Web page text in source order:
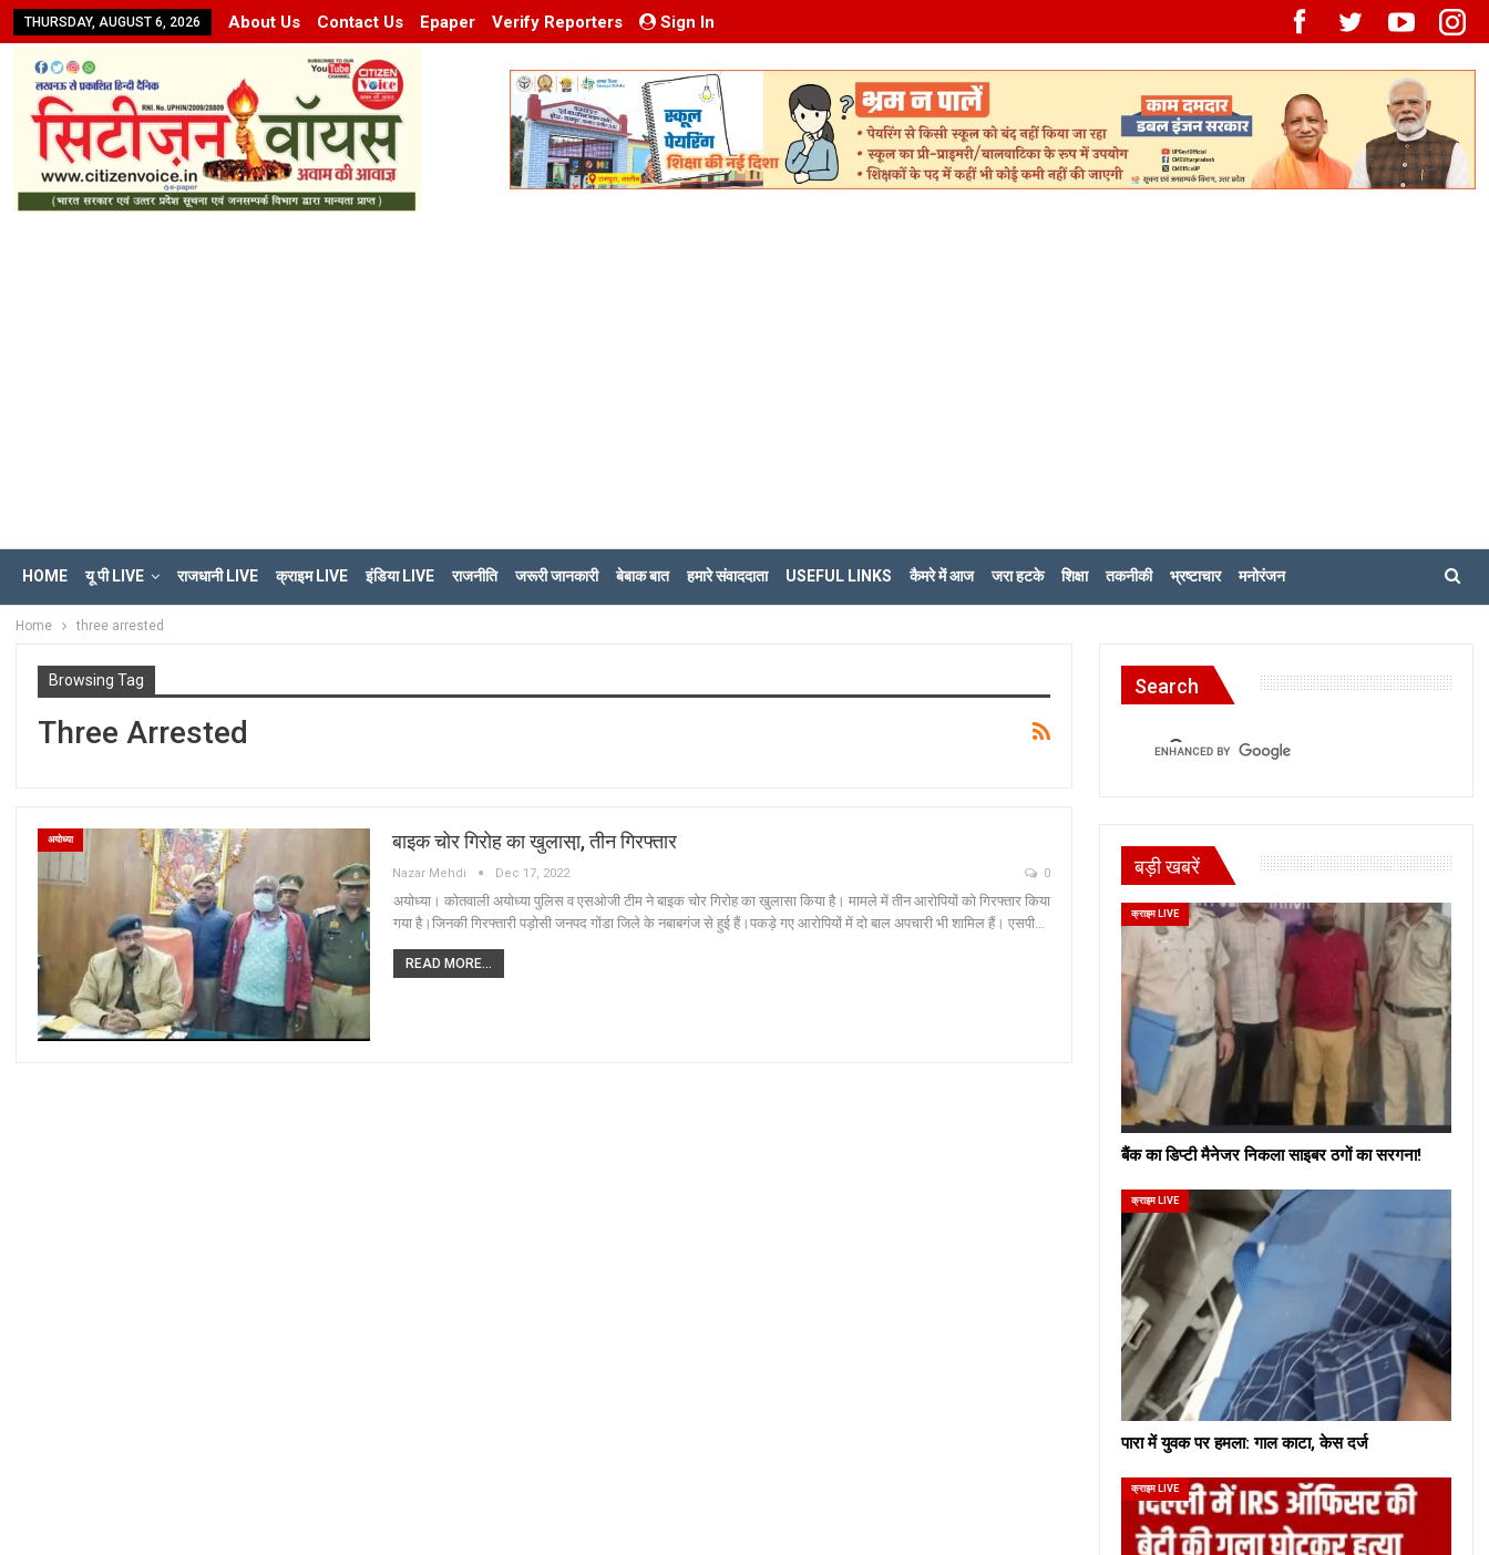
THURSDAY, AUGUST 6, 2026 About Us Contact Us Epaper Verify Reporters Sign In
HOME यू पी LIVE राजधानी LIVE क्राइम LIVE इंडिया LIVE राजनीति जरूरी जानकारी बेबाक बात हमारे संवाददाता USEFUL LINKS कैमरे में आज जरा हटके शिक्षा तकनीकी भ्रष्टाचार मनोरंजन
Home three arrested
Browsing Tag
Three Arrested
अयोध्या बाइक चोर गिरोह का खुलासा़, तीन गिरफ्तार
Nazar Mehdi Dec 17, 2022 0
अयोध्या। कोतवाली अयोध्या पुलिस व एसओजी टीम ने बाइक चोर गिरोह का खुलासा किया है। मामले में तीन आरोपियों को गिरफ्तार किया
गया है।जिनकी गिरफ्तारी पड़ोसी जनपद गोंडा जिले के नबाबगंज से हुई हैं।पकड़े गए आरोपियों में दो बाल अपचारी भी शामिल हैं। एसपी…
READ MORE...
Search
बड़ी खबरें
क्राइम LIVE
बैंक का डिप्टी मैनेजर निकला साइबर ठगों का सरगना!
क्राइम LIVE
पारा में युवक पर हमला: गाल काटा, केस दर्ज
क्राइम LIVE